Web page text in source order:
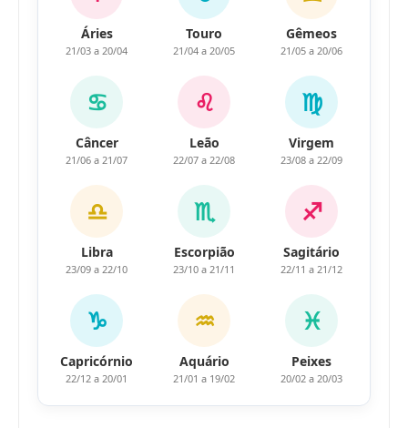
Áries
21/03 a 20/04
Touro
21/04 a 20/05
Gêmeos
21/05 a 20/06
♋
Câncer
21/06 a 21/07
♌
Leão
22/07 a 22/08
♍
Virgem
23/08 a 22/09
♎
Libra
23/09 a 22/10
♏
Escorpião
23/10 a 21/11
♐
Sagitário
22/11 a 21/12
♑
Capricórnio
22/12 a 20/01
♒
Aquário
21/01 a 19/02
♓
Peixes
20/02 a 20/03